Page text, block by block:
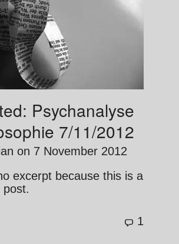
Psychanalyse
7/11/2012
on 7 November 2012
excerpt because this is a
post.
1